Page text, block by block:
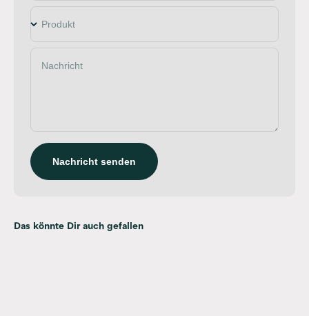
Produkt
Nachricht
Nachricht senden